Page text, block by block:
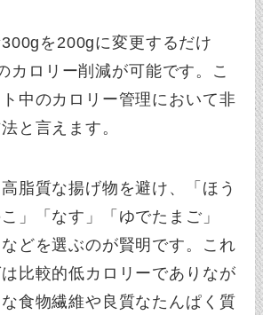
を200gに変更するだけ
カロリー削減が可能です。こ
中のカロリー管理において非
と言えます。
脂質な揚げ物を避け、「ほう
」「なす」「ゆでたまご」
などを選ぶのが賢明です。これ
比較的低カロリーでありなが
食物繊維や良質なたんぱく質